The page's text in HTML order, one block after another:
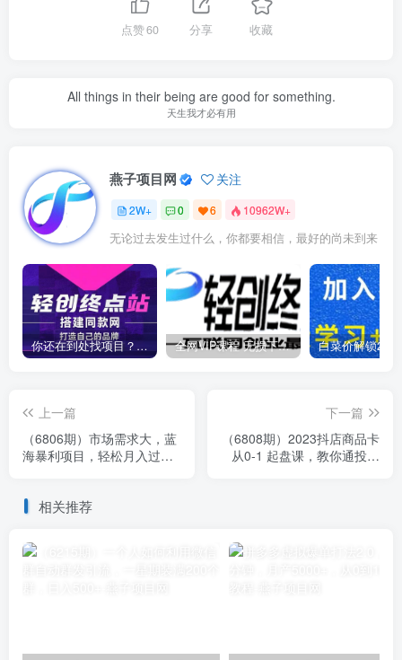
点赞60 分享 收藏
All things in their being are good for something.
天生我才必有用
燕子项目网 关注
2W+ 0 6 10962W+
无论过去发生过什么，你都要相信，最好的尚未到来
你还在到处找项目？还在当韭菜？我靠卖项目一个月收入5万+，曾经我也是个失败者。 全网VIP课程 无损下载~
上一篇
（6806期）市场需求大，蓝
海暴利项目，轻松月入过
下一篇
（6808期）2023抖店商品卡
从0-1 起盘课，教你通投拉
相关推荐